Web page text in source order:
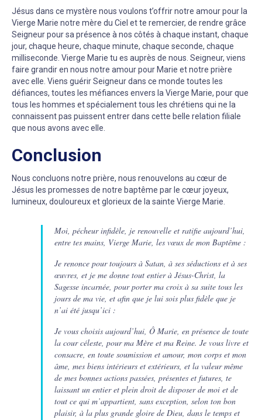
Jésus dans ce mystère nous voulons t’offrir notre amour pour la
Vierge Marie notre mère du Ciel et te remercier, de rendre grâce
Seigneur pour sa présence à nos côtés à chaque instant, chaque
jour, chaque heure, chaque minute, chaque seconde, chaque
milliseconde. Vierge Marie tu es auprès de nous. Seigneur, viens
faire grandir en nous notre amour pour Marie et notre prière
avec elle. Viens guérir Seigneur dans ce monde toutes les
défiances, toutes les méfiances envers la Vierge Marie, pour que
tous les hommes et spécialement tous les chrétiens qui ne la
connaissent pas puissent entrer dans cette belle relation filiale
que nous avons avec elle.
Conclusion
Nous concluons notre prière, nous renouvelons au cœur de
Jésus les promesses de notre baptême par le cœur joyeux,
lumineux, douloureux et glorieux de la sainte Vierge Marie.
Moi, pécheur infidèle, je renouvelle et ratifie aujourd’hui,
entre tes mains, Vierge Marie, les vœux de mon Baptême :
Je renonce pour toujours à Satan, à ses séductions et à ses
œuvres, et je me donne tout entier à Jésus-Christ, la
Sagesse incarnée, pour porter ma croix à sa suite tous les
jours de ma vie, et afin que je lui sois plus fidèle que je
n’ai été jusqu’ici :
Je vous choisis aujourd’hui, Ô Marie, en présence de toute
la cour céleste, pour ma Mère et ma Reine. Je vous livre et
consacre, en toute soumission et amour, mon corps et mon
âme, mes biens intérieurs et extérieurs, et la valeur même
de mes bonnes actions passées, présentes et futures, te
laissant un entier et plein droit de disposer de moi et de
tout ce qui m’appartient, sans exception, selon ton bon
plaisir, à la plus grande gloire de Dieu, dans le temps et